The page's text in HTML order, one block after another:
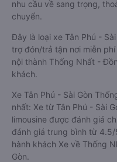
nhu cầu về sang trọng,
chuyển.
Đây là loại xe Tân Phú -
trợ đón/trả tận nơi miễn
nội thành Thống Nhất -
khách.
Xe Tân Phú - Sài Gòn
nhất: Xe từ Tân Phú - Sài
limousine được đánh giá
đánh giá trung bình từ
hành khách Xe về Thống
Gòn.